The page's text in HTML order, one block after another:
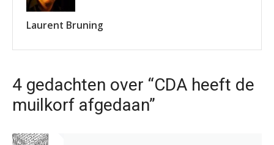
Laurent Bruning
4 gedachten over “CDA heeft de
muilkorf afgedaan”